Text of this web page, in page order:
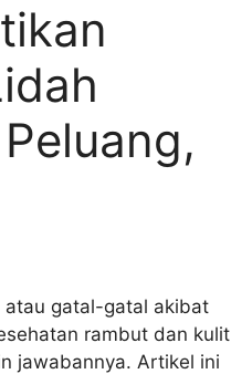
atau gatal-gatal akibat
rambut dan kulit
jawabannya. Artikel ini